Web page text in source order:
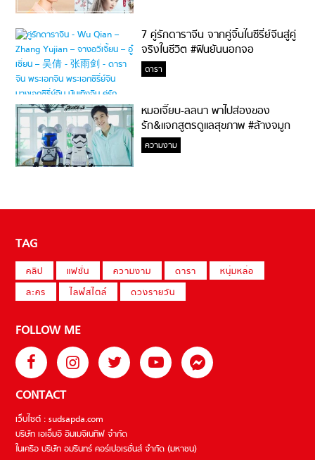
7 คู่รักดาราจีน จากคู่จิ้นในซีรี่ย์จีนสู่คู่
จริงในชีวิต #ฟินยันนอกจอ
ดารา
หมอเจี๊ยบ-ลลนา พาไปส่องของ
รัก&แจกสูตรดูแลสุขภาพ #ล้างจมูก
ไม่ยากจะสอนให้
ความงาม
TAG
คลิป แฟชั่น ความงาม ดารา
หนุ่มหล่อ
ละคร
ไลฟ์สไตล์ ดวงรายวัน
FOLLOW ME
CONTACT
เว็บไซต์ : sudsapda.com
บริษัท เอเอ็มอี อิมเมจิเนทีฟ จำกัด
ในเครือ บริษัท อมรินทร์ คอร์เปอเรชั่นส์ จำกัด (มหาชน)